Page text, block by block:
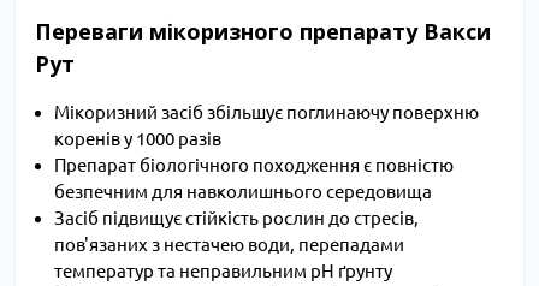
Переваги мікоризного препарату Вакси
Рут
Мікоризний засіб збільшує поглинаючу поверхню
коренів у 1000 разів
Препарат біологічного походження є повністю
безпечним для навколишнього середовища
Засіб підвищує стійкість рослин до стресів,
пов'язаних з нестачею води, перепадами
температур та неправильним pH ґрунту